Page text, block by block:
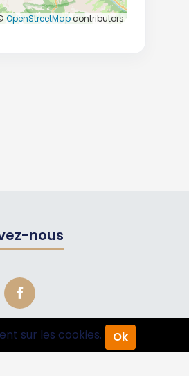
OpenStreetMapcontributors
nous
sur les cookies. Ok